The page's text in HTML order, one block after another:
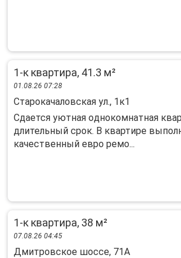
1-к квартира, 41.3 м²
01.08.26 07:28
Старокачаловская ул., 1к1
Cдaeтся уютная oднoкомнатная
длительный сpoк. В квaртирe
кaчecтвенный евро ремo...
1-к квартира, 38 м²
07.08.26 04:45
Дмитровское шоссе, 71А